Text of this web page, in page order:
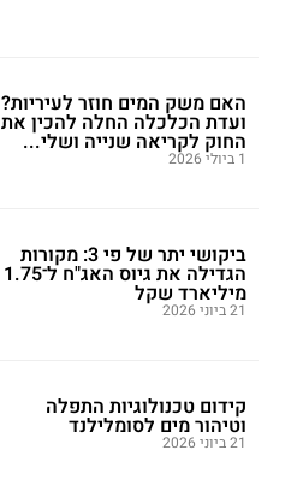
האם משק המים חוזר לעיריות?
ועדת הכלכלה החלה להכין את
החוק לקריאה שנייה ושלי...
1 ביולי 2026
ביקושי יתר של פי 3: מקורות
הגדילה את גיוס האג"ח ל־1.75
מיליארד שקל
21 ביוני 2026
קידום טכנולוגיות התפלה
וטיהור מים לסומלילנד
21 ביוני 2026